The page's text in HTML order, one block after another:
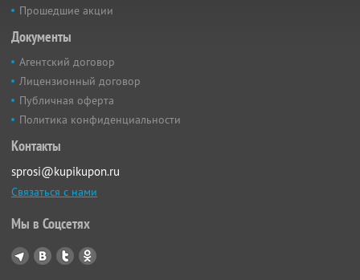
Прошедшие акции
Документы
Агентский договор
Лицензионный договор
Публичная оферта
Политика конфиденциальности
Контакты
sprosi@kupikupon.ru
Связаться с нами
Мы в Соцсетях